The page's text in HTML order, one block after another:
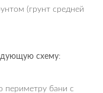
(грунт средней
схему:
периметру бани с